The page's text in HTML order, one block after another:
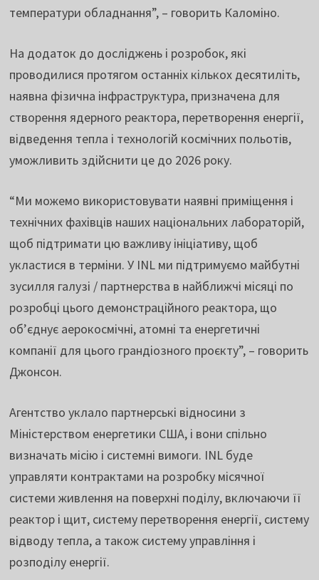
температури обладнання”, – говорить Каломіно.
На додаток до досліджень і розробок, які
проводилися протягом останніх кількох десятиліть,
наявна фізична інфраструктура, призначена для
створення ядерного реактора, перетворення енергії,
відведення тепла і технологій космічних польотів,
уможливить здійснити це до 2026 року.
“Ми можемо використовувати наявні приміщення і
технічних фахівців наших національних лабораторій,
щоб підтримати цю важливу ініціативу, щоб
укластися в терміни. У INL ми підтримуємо майбутні
зусилля галузі / партнерства в найближчі місяці по
розробці цього демонстраційного реактора, що
об’єднує аерокосмічні, атомні та енергетичні
компанії для цього грандіозного проєкту”, – говорить
Джонсон.
Агентство уклало партнерські відносини з
Міністерством енергетики США, і вони спільно
визначать місію і системні вимоги. INL буде
управляти контрактами на розробку місячної
системи живлення на поверхні поділу, включаючи її
реактор і щит, систему перетворення енергії, систему
відводу тепла, а також систему управління і
розподілу енергії.